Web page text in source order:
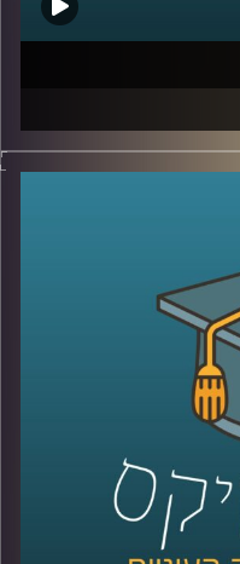
פרופסור
עבירות כגון
חוקיות
אבל יש לזה גם
באחד או